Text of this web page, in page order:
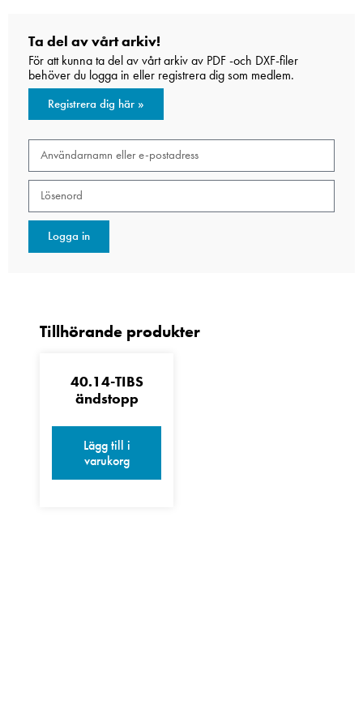
Ta del av vårt arkiv!
För att kunna ta del av vårt arkiv av PDF -och DXF-filer
behöver du logga in eller registrera dig som medlem.
Registrera dig här »
Logga in
40.14-TIBS
ändstopp
Lägg till i
varukorg